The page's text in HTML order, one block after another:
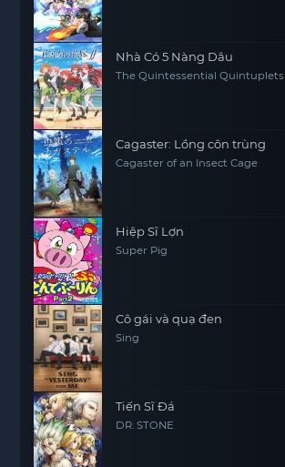
Nhà Có 5 Nàng Dâu
The Quintessential Quintuplets
Cagaster: Lồng côn trùng
Cagaster of an Insect Cage
Hiệp Sĩ Lợn
Super Pig
Cô gái và quạ đen
Sing
Tiến Sĩ Đá
DR. STONE